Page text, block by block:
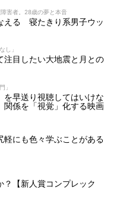
害者。28歳の夢と本音
える 寝たきり系男子ウッ
し」
目したい大地震と月との
」
を早送り視聴してはいけな
係を「視覚」化する映画
にも色々学ぶことがある
？【新人賞コンプレック